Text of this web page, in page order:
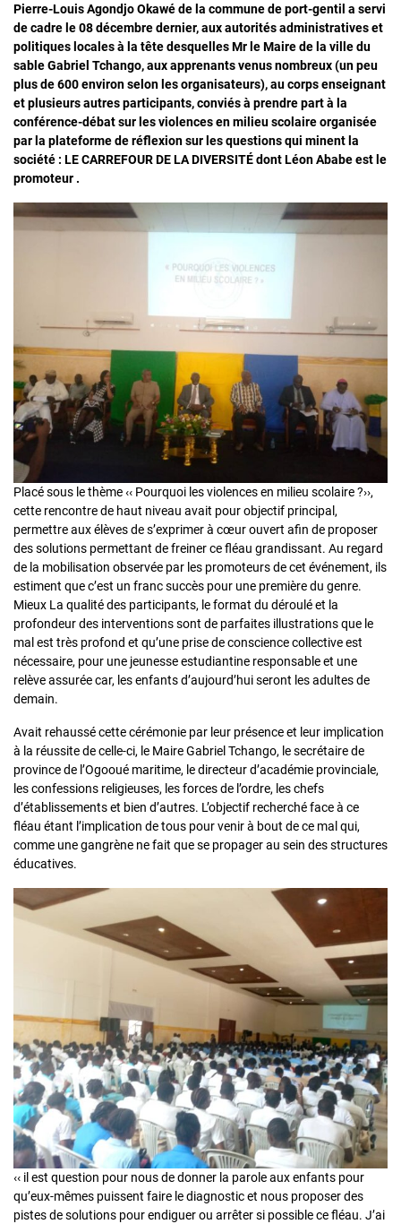
Pierre-Louis Agondjo Okawé de la commune de port-gentil a servi
de cadre le 08 décembre dernier, aux autorités administratives et
politiques locales à la tête desquelles Mr le Maire de la ville du
sable Gabriel Tchango, aux apprenants venus nombreux (un peu
plus de 600 environ selon les organisateurs), au corps enseignant
et plusieurs autres participants, conviés à prendre part à la
conférence-débat sur les violences en milieu scolaire organisée
par la plateforme de réflexion sur les questions qui minent la
société : LE CARREFOUR DE LA DIVERSITÉ dont Léon Ababe est le
promoteur .
Placé sous le thème ‹‹ Pourquoi les violences en milieu scolaire ?››,
cette rencontre de haut niveau avait pour objectif principal,
permettre aux élèves de s’exprimer à cœur ouvert afin de proposer
des solutions permettant de freiner ce fléau grandissant. Au regard
de la mobilisation observée par les promoteurs de cet événement, ils
estiment que c’est un franc succès pour une première du genre.
Mieux La qualité des participants, le format du déroulé et la
profondeur des interventions sont de parfaites illustrations que le
mal est très profond et qu’une prise de conscience collective est
nécessaire, pour une jeunesse estudiantine responsable et une
relève assurée car, les enfants d’aujourd’hui seront les adultes de
demain.
Avait rehaussé cette cérémonie par leur présence et leur implication
à la réussite de celle-ci, le Maire Gabriel Tchango, le secrétaire de
province de l’Ogooué maritime, le directeur d’académie provinciale,
les confessions religieuses, les forces de l’ordre, les chefs
d’établissements et bien d’autres. L’objectif recherché face à ce
fléau étant l’implication de tous pour venir à bout de ce mal qui,
comme une gangrène ne fait que se propager au sein des structures
éducatives.
‹‹ il est question pour nous de donner la parole aux enfants pour
qu’eux-mêmes puissent faire le diagnostic et nous proposer des
pistes de solutions pour endiguer ou arrêter si possible ce fléau. J’ai